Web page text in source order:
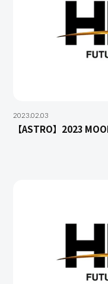
2023.02.03
【ASTRO】2023